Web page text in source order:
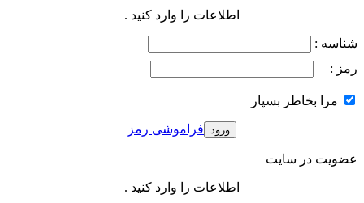
اطلاعات را وارد کنید .
شناسه :
رمز :
مرا بخاطر بسپار
فراموشی رمز
عضویت در سایت
اطلاعات را وارد کنید .